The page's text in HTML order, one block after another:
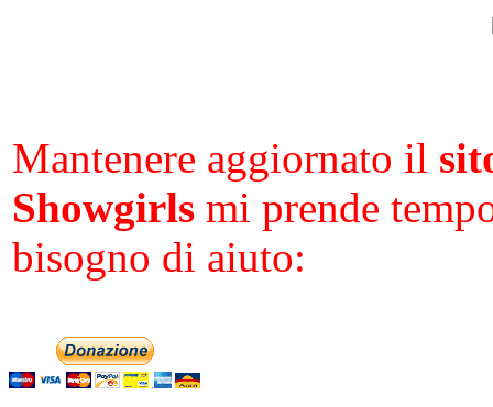
Mantenere aggiornato il
Showgirls mi prende
bisogno di aiuto: